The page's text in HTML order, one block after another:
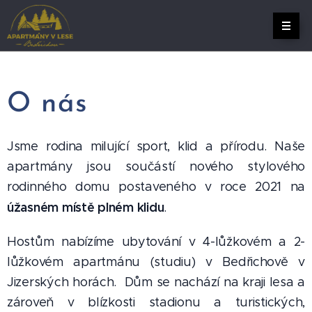
O nás
Jsme rodina milující sport, klid a přírodu. Naše
apartmány jsou součástí nového stylového
rodinného domu postaveného v roce 2021 na
úžasném místě plném klidu.
Hostům nabízíme ubytování v 4-lůžkovém a 2-
lůžkovém apartmánu (studiu) v Bedřichově v
Jizerských horách. Dům se nachází na kraji lesa a
zároveň v blízkosti stadionu a turistických,